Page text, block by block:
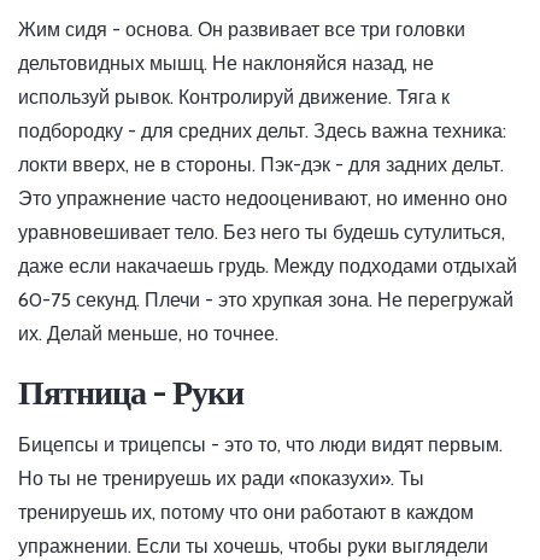
Жим сидя - основа. Он развивает все три головки
дельтовидных мышц. Не наклоняйся назад, не
используй рывок. Контролируй движение. Тяга к
подбородку - для средних дельт. Здесь важна техника:
локти вверх, не в стороны. Пэк-дэк - для задних дельт.
Это упражнение часто недооценивают, но именно оно
уравновешивает тело. Без него ты будешь сутулиться,
даже если накачаешь грудь. Между подходами отдыхай
60-75 секунд. Плечи - это хрупкая зона. Не перегружай
их. Делай меньше, но точнее.
Пятница - Руки
Бицепсы и трицепсы - это то, что люди видят первым.
Но ты не тренируешь их ради «показухи». Ты
тренируешь их, потому что они работают в каждом
упражнении. Если ты хочешь, чтобы руки выглядели